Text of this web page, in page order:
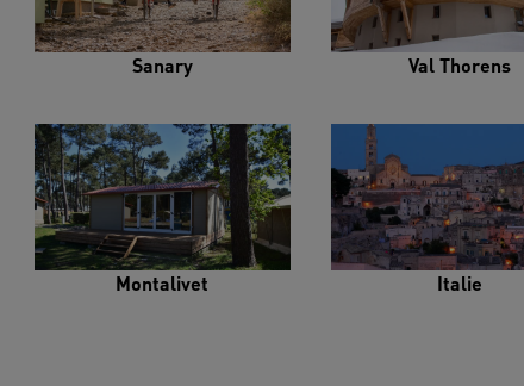
Sanary Val Thorens
Montalivet Italie